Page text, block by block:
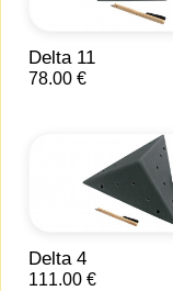
Delta 11
78.00 €
Delta 4
111.00 €